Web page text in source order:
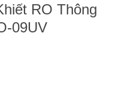
RO Thông
09UV